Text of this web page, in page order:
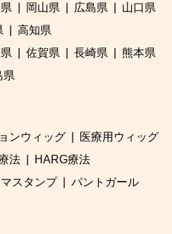
岡山県 広島県
山口県
高知県
佐賀県 長崎県
熊本県
県
ンウィッグ
医療用ウィッグ
法
HARG療法
スタンプ
パントガール